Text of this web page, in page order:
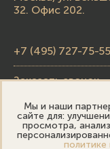
32. Офис 202.
+7 (495) 727-75-55
Заказать звонок
Мы и наши
сайте для:
просмотра,